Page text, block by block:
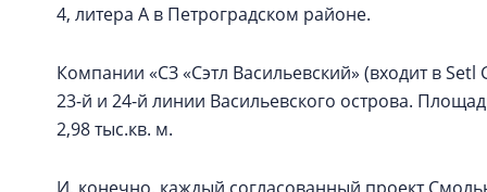
4, литера А в Петроградском районе.
Компании «СЗ «Сэтл Васильевский» (входит в
23-й и 24-й линии Васильевского острова.
2,98 тыс.кв. м.